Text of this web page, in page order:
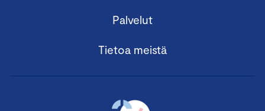
Palvelut
Tietoa meistä